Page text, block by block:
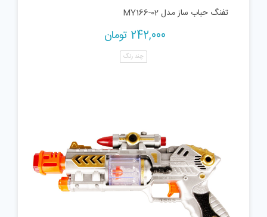
تفنگ حباب ساز مدل MY166-02
242,000 تومان
چند رنگ